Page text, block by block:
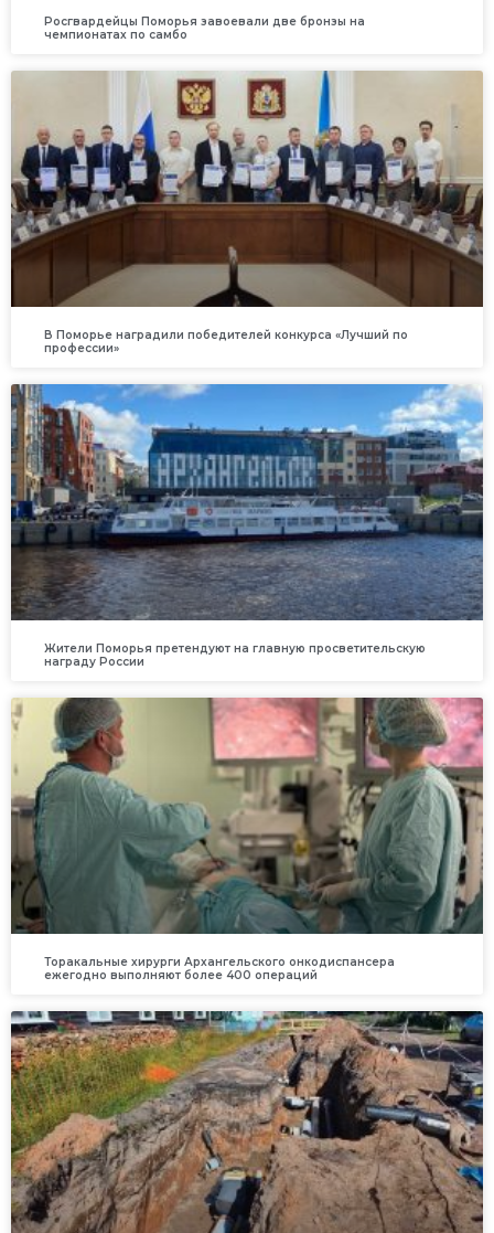
Росгвардейцы Поморья завоевали две бронзы на
чемпионатах по самбо
В Поморье наградили победителей конкурса «Лучший по
профессии»
Жители Поморья претендуют на главную просветительскую
награду России
Торакальные хирурги Архангельского онкодиспансера
ежегодно выполняют более 400 операций